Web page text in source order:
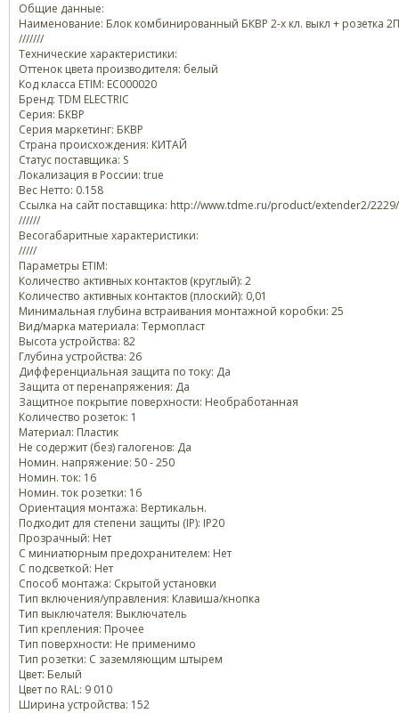
Общие данные:
Наименование: Блок комбинированный БКВР 2-х кл. выкл + розетка
///////
Технические характеристики:
Оттенок цвета производителя: белый
Код класса ETIM: EC000020
Бренд: TDM ELECTRIC
Серия: БКВР
Серия маркетинг: БКВР
Страна происхождения: КИТАЙ
Статус поставщика: S
Локализация в России: true
Вес Нетто: 0.158
Ссылка на сайт поставщика: http://www.tdme.ru/product/extender2/
//////
Весогабаритные характеристики:
/////
Параметры ETIM:
Количество активных контактов (круглый): 2
Количество активных контактов (плоский): 0,01
Минимальная глубина встраивания монтажной коробки: 25
Вид/марка материала: Термопласт
Высота устройства: 82
Глубина устройства: 26
Дифференциальная защита по току: Да
Защита от перенапряжения: Да
Защитное покрытие поверхности: Необработанная
Количество розеток: 1
Материал: Пластик
Не содержит (без) галогенов: Да
Номин. напряжение: 50 - 250
Номин. ток: 16
Номин. ток розетки: 16
Ориентация монтажа: Вертикальн.
Подходит для степени защиты (IP): IP20
Прозрачный: Нет
С миниатюрным предохранителем: Нет
С подсветкой: Нет
Способ монтажа: Скрытой установки
Тип включения/управления: Клавиша/кнопка
Тип выключателя: Выключатель
Тип крепления: Прочее
Тип поверхности: Не применимо
Тип розетки: C заземляющим штырем
Цвет: Белый
Цвет по RAL: 9 010
Ширина устройства: 152